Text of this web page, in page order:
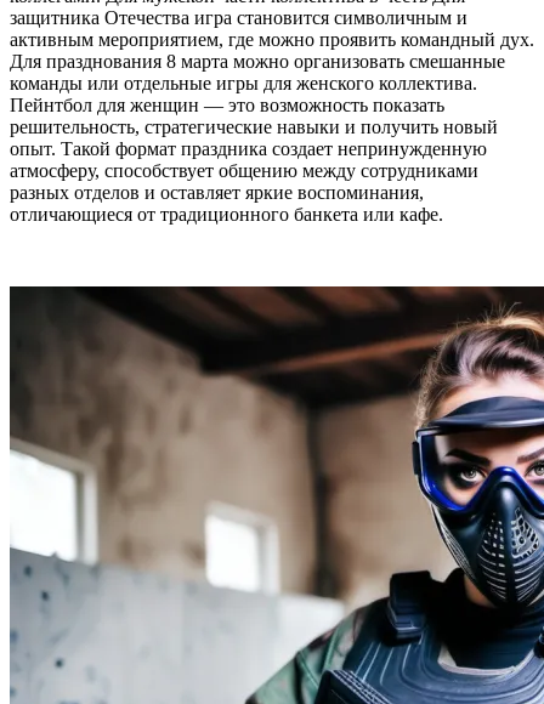
защитника Отечества игра становится символичным и
активным мероприятием, где можно проявить командный дух.
Для празднования 8 марта можно организовать смешанные
команды или отдельные игры для женского коллектива.
Пейнтбол для женщин — это возможность показать
решительность, стратегические навыки и получить новый
опыт. Такой формат праздника создает непринужденную
атмосферу, способствует общению между сотрудниками
разных отделов и оставляет яркие воспоминания,
отличающиеся от традиционного банкета или кафе.